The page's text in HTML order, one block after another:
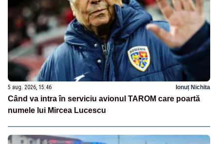
5 aug. 2026, 15:46 Ionuț Nichita
Când va intra în serviciu avionul TAROM care poartă
numele lui Mircea Lucescu